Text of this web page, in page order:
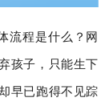
流程是什么？网
孩子，只能生下
早已跑得不见踪